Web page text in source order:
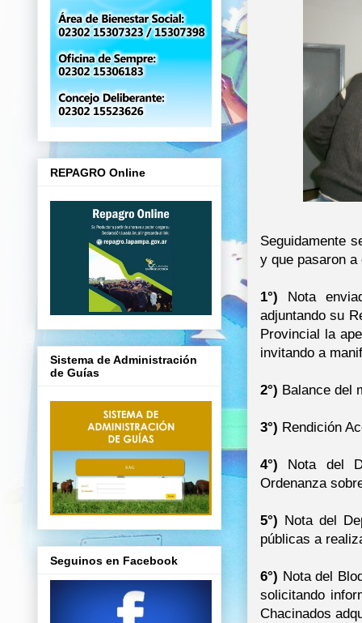
Seguidamente
y que pasaron a
1°) Nota
adjuntando su
Provincial la
invitando a
2°) Balance del
3°) Rendición
4°) Nota del
Ordenanza
5°) Nota del
públicas a
6°) Nota del
solicitando
Chacinados
REPAGRO Online
Sistema de Administración
de Guías
Seguinos en Facebook